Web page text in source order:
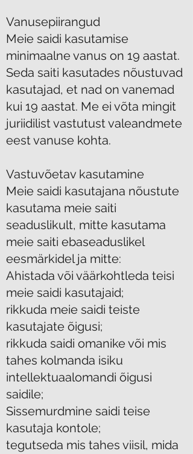
Vanusepiirangud
Meie saidi kasutamise
minimaalne vanus on 19 aastat.
Seda saiti kasutades nõustuvad
kasutajad, et nad on vanemad
kui 19 aastat. Me ei võta mingit
juriidilist vastutust valeandmete
eest vanuse kohta.
Vastuvõetav kasutamine
Meie saidi kasutajana nõustute
kasutama meie saiti
seaduslikult, mitte kasutama
meie saiti ebaseaduslikel
eesmärkidel ja mitte:
Ahistada või väärkohtleda teisi
meie saidi kasutajaid;
rikkuda meie saidi teiste
kasutajate õigusi;
rikkuda saidi omanike või mis
tahes kolmanda isiku
intellektuaalomandi õigusi
saidile;
Sissemurdmine saidi teise
kasutaja kontole;
tegutseda mis tahes viisil, mida